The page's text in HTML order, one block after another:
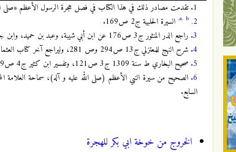
1. تقدمت مصادر ذلك في هذا الكتاب في فصل هجرة الرسول الأعظم «صلى
2.
a. b.
السيرة الحلبية ج2 ص169.
3. راجع الدر المنثور ج3 ص176 عن ابن أبي شيبة، وعبد بن حميد، وابن جرير، وابن المنذر، وابن أبي حاتم، وأبو الشيخ، وابن اسحاق.
4. شرح النهج للمعتزلي ج13 ص294 وص 281، وليراجع آخر كتاب العثمانية ص340 وليراجع ص230.
5. صحيح البخاري ط سنة 1309 ج3 ص121، وتفسير ابن كثير ج4 ص159، والدر المنثور ج6 ص41، وفتح القدير ج4 ص21. وراجع: الغدير ج8 ص247.
6.
السابع.
الخروج من خوخة ابي بكر للهجرة